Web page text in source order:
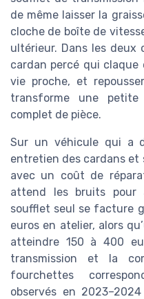
de même laisser la
cloche de boîte de
ultérieur. Dans les deux
cardan percé qui
vie proche, et
transforme une petite
complet de pièce.
Sur un véhicule qui a
entretien des cardans et
avec un coût de
attend les bruits pour
soufflet seul se facture
euros en atelier, alors
atteindre 150 à 400
transmission et la
fourchettes
observés en